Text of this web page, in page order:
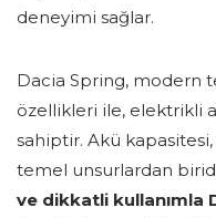
deneyimi sağlar.
Dacia Spring, modern
özellikleri ile, elektrikli
sahiptir. Akü kapasitesi,
temel unsurlardan
ve dikkatli kullanımla